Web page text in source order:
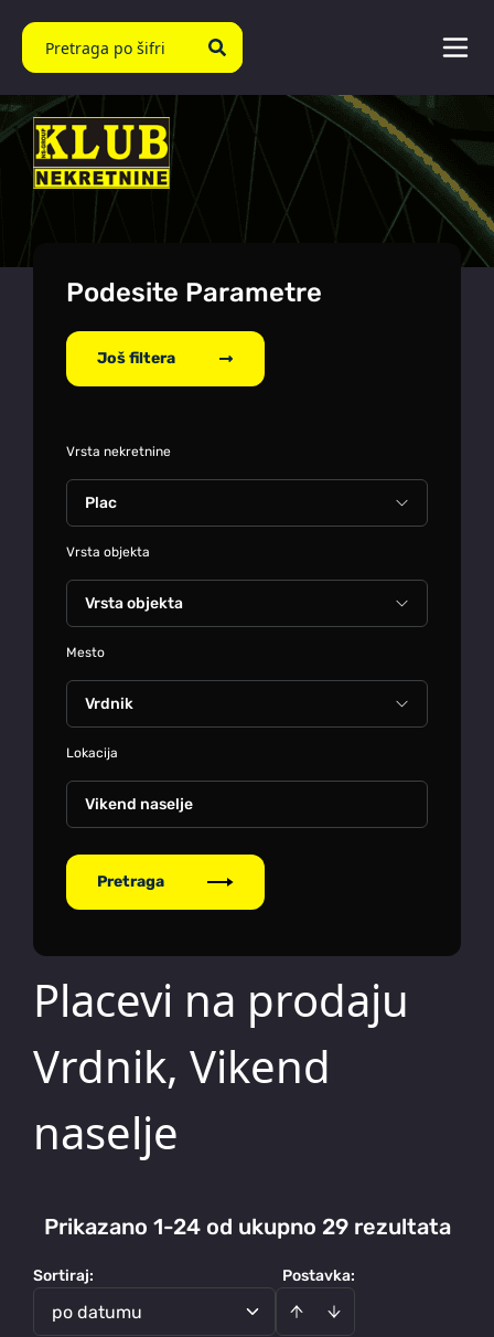
Podesite Parametre
Još filtera
Vrsta nekretnine
Vrsta objekta
Mesto
Lokacija
Vikend naselje
Pretraga
Placevi na prodaju
Vrdnik, Vikend
naselje
Prikazano 1-24 od ukupno 29 rezultata
Postavka:
Sortiraj:
po datumu